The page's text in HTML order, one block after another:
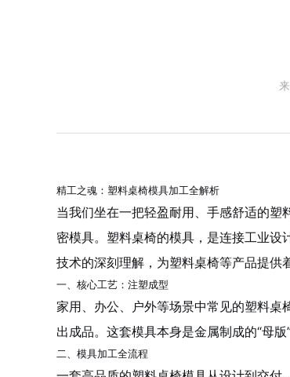
精工之魂：塑料桌椅模具加工全解析
当我们坐在一把轻盈耐用、手感舒适的
密模具。塑料桌椅的模具，是连接工业设
技术的深刻理解，为塑料桌椅等产品提供
一、核心工艺：注塑成型
家用、办公、户外等场景中常见的塑料桌
出成品。这套模具本身是金属制成的“母
二、模具加工全流程